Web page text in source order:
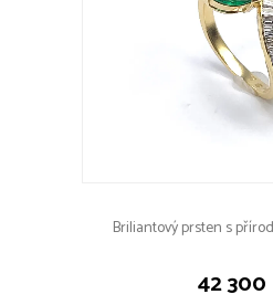
Briliantový prsten s
42 300